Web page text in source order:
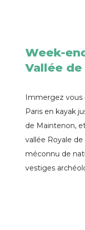
Week-
Vallée de
Immergez vous
Paris en kayak
de Maintenon,
vallée Royale
méconnu de
vestiges